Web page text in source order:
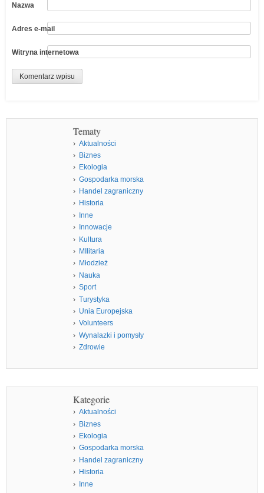
Nazwa
Adres e-mail
Witryna internetowa
Tematy
Aktualności
Biznes
Ekologia
Gospodarka morska
Handel zagraniczny
Historia
Inne
Innowacje
Kultura
MIlitaria
Młodzież
Nauka
Sport
Turystyka
Unia Europejska
Volunteers
Wynalazki i pomysły
Zdrowie
Kategorie
Aktualności
Biznes
Ekologia
Gospodarka morska
Handel zagraniczny
Historia
Inne